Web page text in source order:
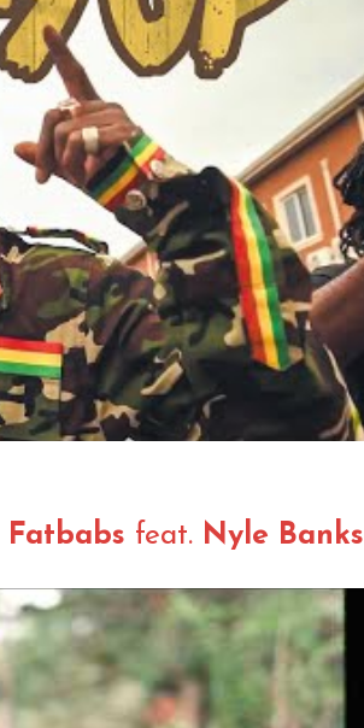
Fatbabs feat. Nyle Banks